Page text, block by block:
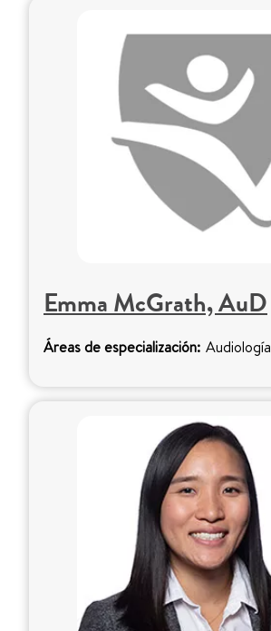
Emma McGrath, AuD
Áreas de especialización: Audiología